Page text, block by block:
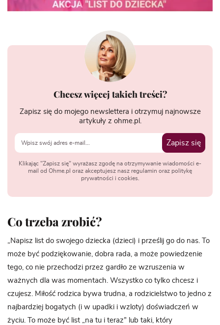
Chcesz więcej takich treści?
Zapisz się do mojego newslettera i otrzymuj najnowsze
artykuły z ohme.pl.
Zapisz się
Klikając "Zapisz się" wyrażasz zgodę na otrzymywanie wiadomości e-
mail od Ohme.pl oraz akceptujesz nasz regulamin oraz politykę
prywatności i cookies.
Co trzeba zrobić?
„Napisz list do swojego dziecka (dzieci) i prześlij go do nas. To
może być podziękowanie, dobra rada, a może powiedzenie
tego, co nie przechodzi przez gardło ze wzruszenia w
ważnych dla was momentach. Wszystko co tylko chcesz i
czujesz. Miłość rodzica bywa trudna, a rodzicielstwo to jedno z
najbardziej bogatych (i w upadki i wzloty) doświadczeń w
życiu. To może być list „na tu i teraz” lub taki, który